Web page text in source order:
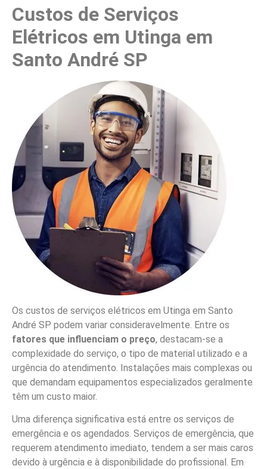
Custos de Serviços
Elétricos em Utinga em
Santo André SP
Os custos de serviços elétricos em Utinga em Santo
André SP podem variar consideravelmente. Entre os
fatores que influenciam o preço, destacam-se a
complexidade do serviço, o tipo de material utilizado e a
urgência do atendimento. Instalações mais complexas ou
que demandam equipamentos especializados geralmente
têm um custo maior.
Uma diferença significativa está entre os serviços de
emergência e os agendados. Serviços de emergência, que
requerem atendimento imediato, tendem a ser mais caros
devido à urgência e à disponibilidade do profissional. Em